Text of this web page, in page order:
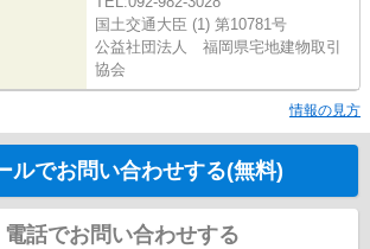
国土交通大臣 (1) 第10781号
公益社団法人 福岡県宅地建物取引
協会
情報の見方
ルでお問い合わせする(無料)
電話でお問い合わせする